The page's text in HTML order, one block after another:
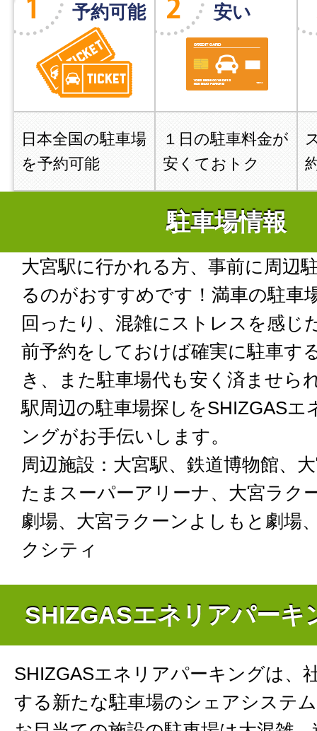
予約可能
日本全国の駐車場
を予約可能
安い
１日の駐車料金が
安くておトク
駐車場情報
大宮駅に行かれる方、事前に周辺
るのがおすすめです！満車の駐車
回ったり、混雑にストレスを感
前予約をしておけば確実に駐車す
き、また駐車場代も安く済ませら
駅周辺の駐車場探しをSHIZGASエ
ングがお手伝いします。
周辺施設：大宮駅、鉄道博物館、
たまスーパーアリーナ、大宮ラク
劇場、大宮ラクーンよしもと劇場
クシティ
SHIZGASエネリアパーキ
SHIZGASエネリアパーキングは、
する新たな駐車場のシェアシステ